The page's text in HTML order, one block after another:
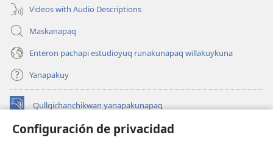
Configuración de privacidad
Videos with Audio Descriptions
Maskanapaq
Enteron pachapi estudioyuq runakunapaq willakuykuna
Yanapakuy
Qullqichanchikwan yanapakunapaq
(abre
nueva INTERNETPI QILLQAKUNA Watchtower™